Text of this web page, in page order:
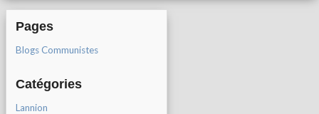
Pages
Blogs Communistes
Catégories
Lannion